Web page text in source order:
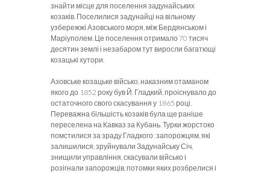
знайти місце для поселення задунайських
козаків. Поселилися задунайці на вільному
узбережжі Азовського моря, між Бердянськом і
Маріуполем. Це поселення отримало 70 тисяч
десятин землі і незабаром тут виросли багатющі
козацькі хутори.
Азовське козацьке військо, наказним отаманом
якого до 1852 року був Й. Гладкий, проіснувало до
остаточного свого скасування у 1865 році.
Переважна більшість козаків була ще раніше
переселена на Кавказ за Кубань. Турки жорстоко
помстилися за зраду Гладкого: запорожцям, які
залишилися, зруйнували Задунайську Січ,
знищили управління, скасували військо і
розігнали запорожців, потомки яких розбрелися і